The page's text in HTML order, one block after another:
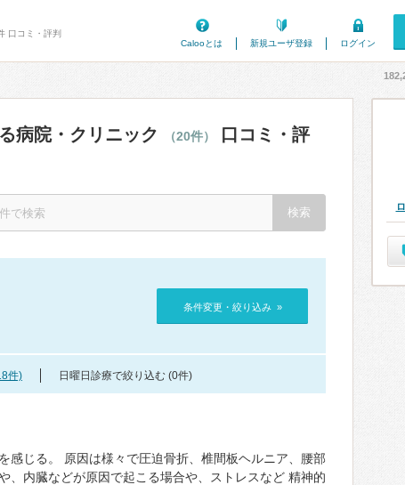
口コミ・評判
Calooとは
新規ユーザ登録 ログイン
病院・クリニック （20件）
口コミ・評
条件変更・絞り込み »
件) 日曜日診療で絞り込む (0件)
感じる。 原因は様々で圧迫骨折、椎間板ヘルニア、腰部
、内臓などが原因で起こる場合や、ストレスなど 精神的